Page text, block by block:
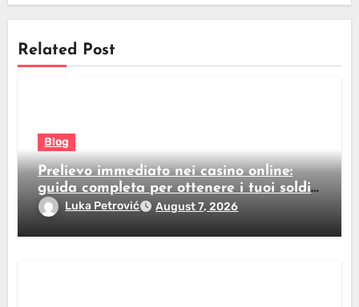
Related Post
Blog
Prelievo immediato nei casino online:
guida completa per ottenere i tuoi soldi
subitoLuka Petrović August 7, 2026